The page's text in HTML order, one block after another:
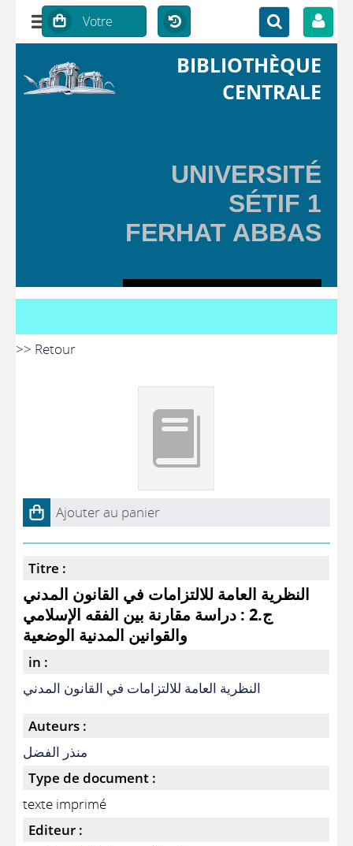
BIBLIOTHÈQUE
CENTRALE
UNIVERSITÉ
SÉTIF 1
FERHAT ABBAS
>> Retour
Ajouter au panier
Titre :
النظرية العامة للالتزامات في القانون المدني
ج.2 : دراسة مقارنة بين الفقه الإسلامي
والقوانين المدنية الوضعية
in :
النظرية العامة للالتزامات في القانون المدني
Auteurs :
منذر الفضل
Type de document :
texte imprimé
Editeur :